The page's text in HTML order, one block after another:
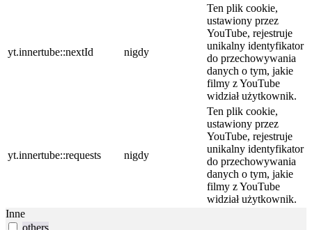
yt.innertube::nextId nigdy
Ten plik cookie,
ustawiony przez
YouTube, rejestruje
unikalny identyfikator
do przechowywania
danych o tym, jakie
filmy z YouTube
widział użytkownik.
yt.innertube::requests nigdy
Ten plik cookie,
ustawiony przez
YouTube, rejestruje
unikalny identyfikator
do przechowywania
danych o tym, jakie
filmy z YouTube
widział użytkownik.
Inne